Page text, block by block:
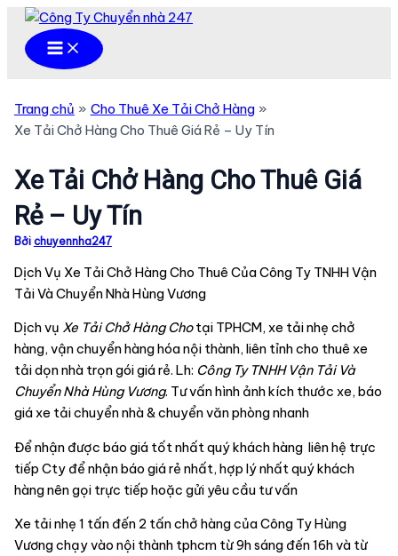
Nhảy
Main
Menu
Trang chủ
Cho Thuê Xe Tải Chở Hàng
Xe Tải Chở Hàng Cho Thuê Giá Rẻ – Uy Tín
Xe Tải Chở Hàng Cho Thuê Giá
Rẻ – Uy Tín
Bởi chuyennha247
Dịch Vụ Xe Tải Chở Hàng Cho Thuê Của Công Ty TNHH Vận
Tải Và Chuyển Nhà Hùng Vương
Dịch vụ Xe Tải Chở Hàng Chotại TPHCM, xe tải nhẹ chở
hàng, vận chuyển hàng hóa nội thành, liên tỉnh cho thuê xe
tải dọn nhà trọn gói giá rẻ. Lh: Công Ty TNHH Vận Tải Và
Chuyển Nhà Hùng Vương. Tư vấn hình ảnh kích thước xe, báo
giá xe tải chuyển nhà & chuyển văn phòng nhanh
Để nhận được báo giá tốt nhất quý khách hàng liên hệ trực
tiếp Cty để nhận báo giá rẻ nhất, hợp lý nhất quý khách
hàng nên gọi trực tiếp hoặc gửi yêu cầu tư vấn
Xe tải nhẹ 1 tấn đến 2 tấn chở hàng của Công Ty Hùng
Vương chạy vào nội thành tphcm từ 9h sáng đến 16h và từ